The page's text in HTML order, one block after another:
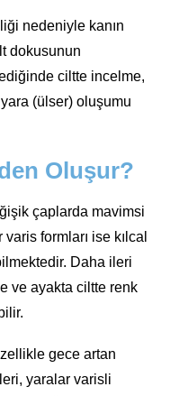
nedeniyle kanın
dokusunun
ciltte incelme,
(ülser) oluşumu
Oluşur?
çaplarda mavimsi
formları ise kılcal
Daha ileri
ve ayakta ciltte renk
gece artan
yaralar varisli